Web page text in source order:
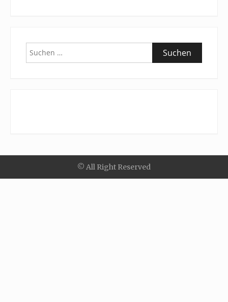
Suchen
nach:
© All Right Reserved